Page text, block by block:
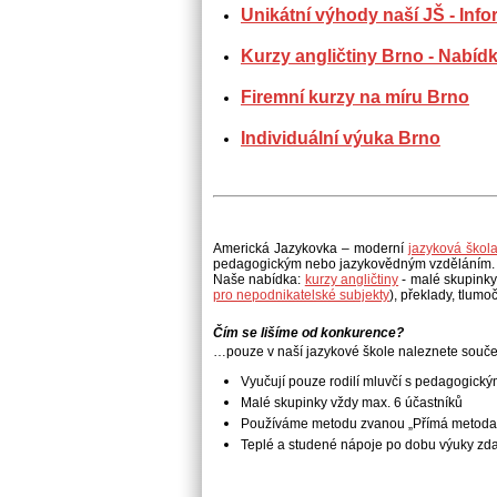
Unikátní výhody naší JŠ -
Kurzy angličtiny Brno -
Firemní kurzy na míru Brno
Individuální výuka Brno
Americká Jazykovka – moderníjazyková
pedagogickým nebo jazykovědným vzděláním.
Naše nabídka: kurzy angličtiny - malé
pro nepodnikatelské subjekty), překlady,
Čím se lišíme od konkurence?
…pouze v naší jazykové škole naleznete
Vyučují pouze rodilí mluvčí s
Malé skupinky vždy max. 6 účastníků
Používáme metodu zvanou „Přímá
Teplé a studené nápoje po dobu výuky